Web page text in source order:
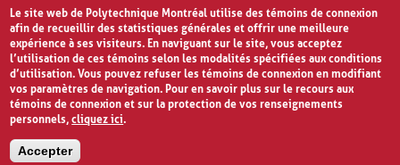
Le site web de Polytechnique Montréal utilise des témoins de connexion
afin de recueillir des statistiques générales et offrir une meilleure
expérience à ses visiteurs. En naviguant sur le site, vous acceptez
l’utilisation de ces témoins selon les modalités spécifiées aux conditions
d’utilisation. Vous pouvez refuser les témoins de connexion en modifiant
vos paramètres de navigation. Pour en savoir plus sur le recours aux
témoins de connexion et sur la protection de vos renseignements
personnels,cliquez ici.
Accepter